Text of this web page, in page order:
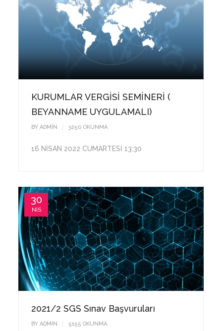
KURUMLAR VERGİSİ SEMİNERİ (
BEYANNAME UYGULAMALI)
BYADMIN 3252OKUNMA
16 NİSAN 2022 CUMARTESİ 13:30
30
NIS
2021/2 SGS Sınav Başvuruları
BYADMIN 5158 OKUNMA